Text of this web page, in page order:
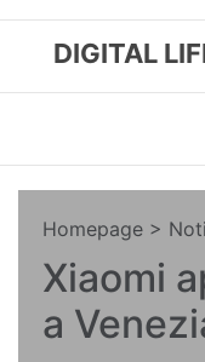
DIGITAL
Homepage >
Xiaomi
a